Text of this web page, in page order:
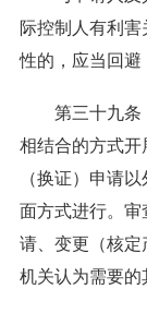
际控制人有利
性的，应当回避
第三十九
相结合的方式
（换证）申请
面方式进行。审
请、变更（核
机关认为需要的